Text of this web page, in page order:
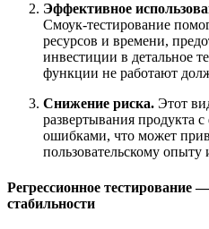
Эффективное
Смоук-тестирование
ресурсов и времени,
инвестиции в детальное
функции не работают
Снижение риска. Этот
развертывания продукта
ошибками, что может
пользовательскому
Регрессионное тестирование
стабильности